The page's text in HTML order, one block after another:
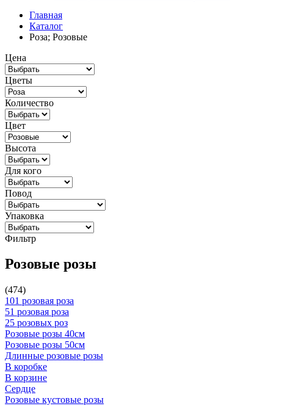
Главная
Каталог
Роза; Розовые
Цена
Цветы
Количество
Цвет
Высота
Для кого
Повод
Упаковка
Фильтр
Розовые розы
(474)
101 розовая роза
51 розовая роза
25 розовых роз
Розовые розы 40см
Розовые розы 50см
Длинные розовые розы
В коробке
В корзине
Сердце
Розовые кустовые розы